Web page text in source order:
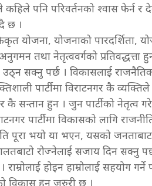
कहिले पनि परिवर्तनको श्वास
छ ।
योजना, योजनाको पारदर्शिता,
तथा नेतृत्ववर्गको
उठ्न सक्नु पर्छ । विकासलाई
पार्टीमा विराटनगर कै
कै सन्तान हुन । जुन पार्टीको नेतृत्व
पार्टीमा विकासको लागि
पूरा भयो या भएन, यसको
गलतबाटो रोज्नेलाई सजाय दिन सक्नु
होइन हाम्रोलाई सहयोग
विकास हुन जरुरी छ ।